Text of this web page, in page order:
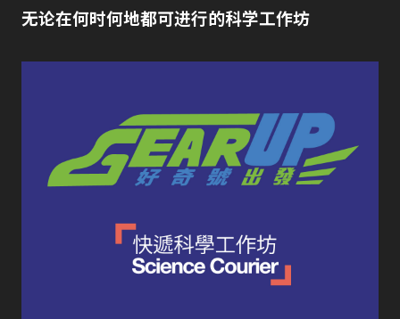
无论在何时何地都可进行的科学工作坊